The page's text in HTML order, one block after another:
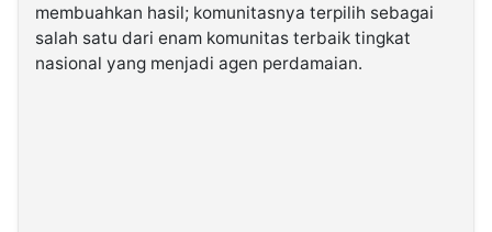
membuahkan hasil; komunitasnya terpilih sebagai
salah satu dari enam komunitas terbaik tingkat
nasional yang menjadi agen perdamaian.